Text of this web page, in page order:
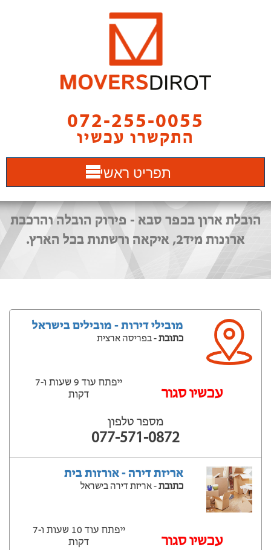
072-255-0055
התקשרו עכשיו
תפריט ראשי
הובלת ארון בכפר סבא - פירוק הובלה והרכבת
ארונות מיד2, איקאה ורשתות בכל הארץ.
מובילי דירות - מובילים בישראל
כתובת- בפריסה ארצית
עכשיו סגור
ייפתח עוד 9 שעות ‫ו-7
דקות
מספר טלפון
077-571-0872
אריזת דירה - אורזות בית
כתובת- אריזת דירה בישראל
עכשיו סגור
ייפתח עוד 10 שעות ‫ו-7
דקות